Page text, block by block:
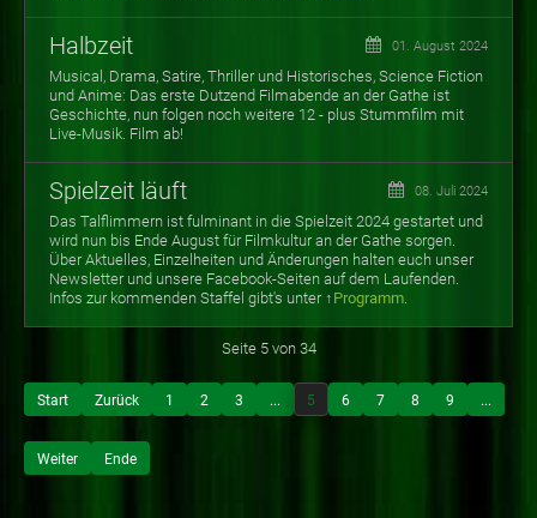
Halbzeit 01. August 2024
Musical, Drama, Satire, Thriller und Historisches, Science Fiction
und Anime: Das erste Dutzend Filmabende an der Gathe ist
Geschichte, nun folgen noch weitere 12 - plus Stummfilm mit
Live-Musik. Film ab!
Spielzeit läuft 08. Juli 2024
Das Talflimmern ist fulminant in die Spielzeit 2024 gestartet und
wird nun bis Ende August für Filmkultur an der Gathe sorgen.
Über Aktuelles, Einzelheiten und Änderungen halten euch unser
Newsletter und unsere Facebook-Seiten auf dem Laufenden.
Infos zurkommenden Staffel gibt's unter ↑ Programm.
Seite 5 von 34
Start Zurück 1 2 3 ... 5 6 7 8 9 ...
Weiter Ende